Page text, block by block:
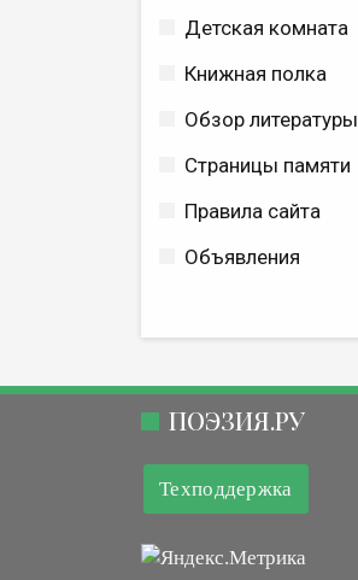
Детская комната
Книжная полка
Обзор литературы
Страницы памяти
Правила сайта
Объявления
ПОЭЗИЯ.РУ
Техподдержка